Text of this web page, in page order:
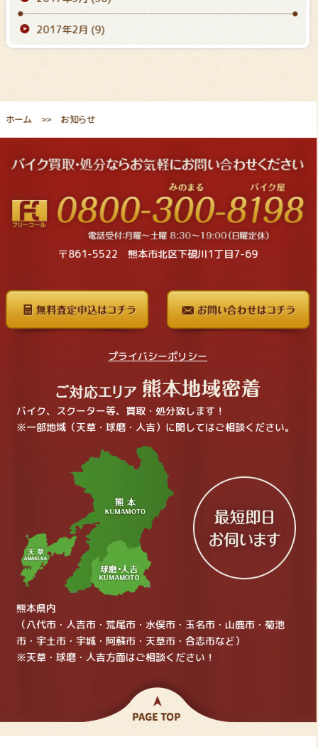
2017年2月 (9)
ホーム お知らせ
〒861-5522 熊本市北区下硯川1丁目7-69
プライバシーポリシー
バイク、スクーター等、買取・処分致します！
※一部地域（天草・球磨・人吉）に関してはご相談ください。
熊本県内
（八代市・人吉市・荒尾市・水俣市・玉名市・山鹿市・菊池
市・宇土市・宇城・阿蘇市・天草市・合志市など）
※天草・球磨・人吉方面はご相談ください！